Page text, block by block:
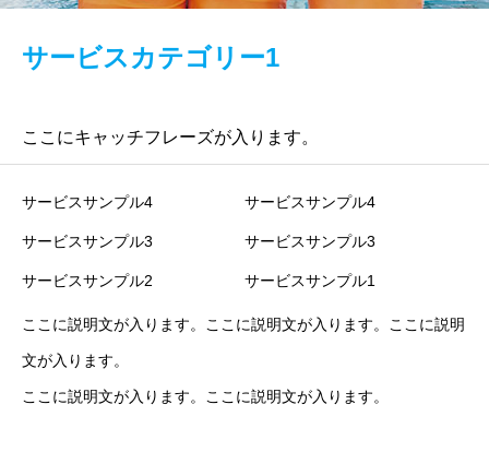
サービスカテゴリー1
ここにキャッチフレーズが入ります。
サービスサンプル4 サービスサンプル4
サービスサンプル3 サービスサンプル3
サービスサンプル2 サービスサンプル1
ここに説明文が入ります。ここに説明文が入ります。ここに説明
文が入ります。
ここに説明文が入ります。ここに説明文が入ります。